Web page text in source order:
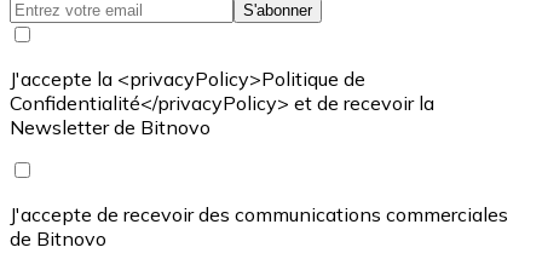
S'abonner
J'accepte la <privacyPolicy>Politique de
Confidentialité</privacyPolicy> et de recevoir la
Newsletter de Bitnovo
J'accepte de recevoir des communications commerciales
de Bitnovo